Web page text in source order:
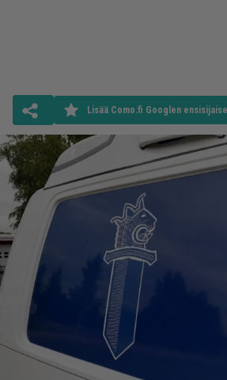
Lisää Como.fi Googlen